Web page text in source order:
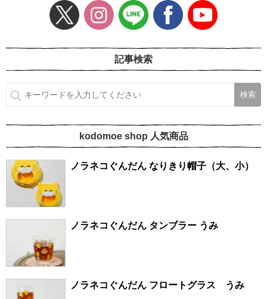
記事検索
kodomoe shop 人気商品
ノラネコぐんだん なりきり帽子（大、小）
ノラネコぐんだん タンブラー うみ
ノラネコぐんだん フロートグラス うみ